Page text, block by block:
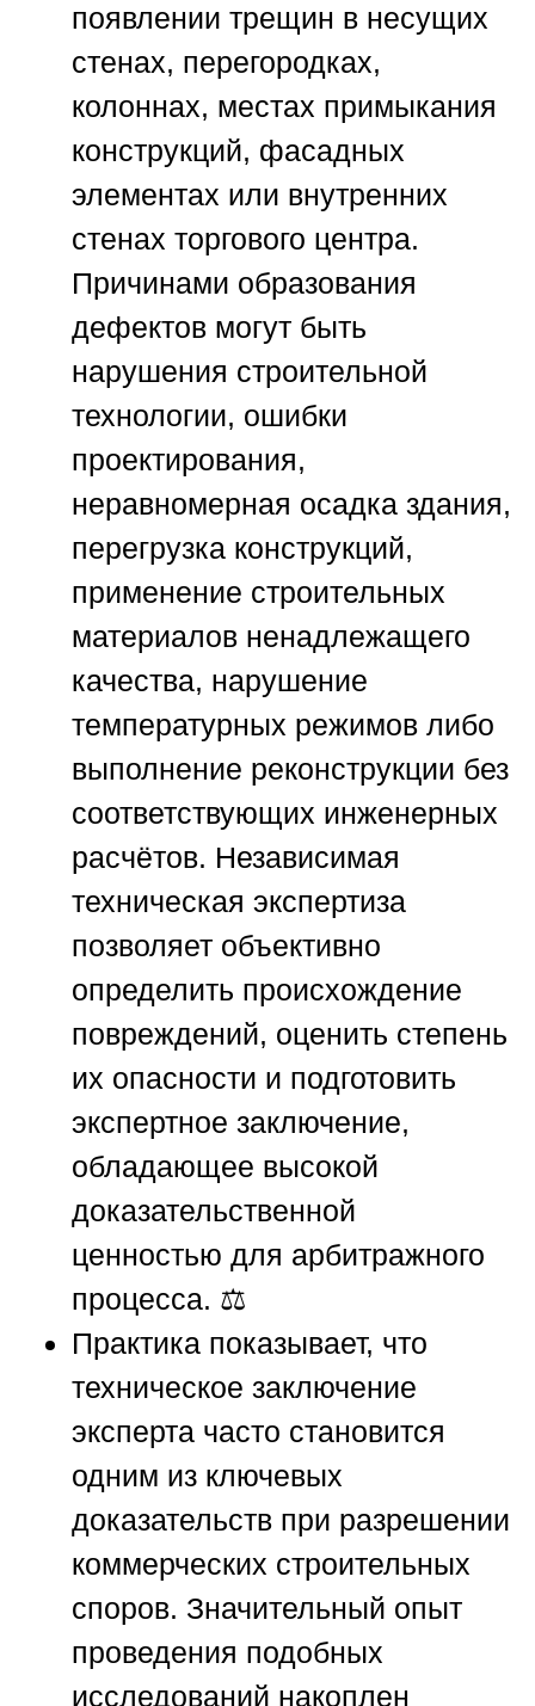
появлении трещин в несущих
стенах, перегородках,
колоннах, местах примыкания
конструкций, фасадных
элементах или внутренних
стенах торгового центра.
Причинами образования
дефектов могут быть
нарушения строительной
технологии, ошибки
проектирования,
неравномерная осадка здания,
перегрузка конструкций,
применение строительных
материалов ненадлежащего
качества, нарушение
температурных режимов либо
выполнение реконструкции без
соответствующих инженерных
расчётов. Независимая
техническая экспертиза
позволяет объективно
определить происхождение
повреждений, оценить степень
их опасности и подготовить
экспертное заключение,
обладающее высокой
доказательственной
ценностью для арбитражного
процесса. ⚖️
Практика показывает, что
техническое заключение
эксперта часто становится
одним из ключевых
доказательств при разрешении
коммерческих строительных
споров. Значительный опыт
проведения подобных
исследований накоплен